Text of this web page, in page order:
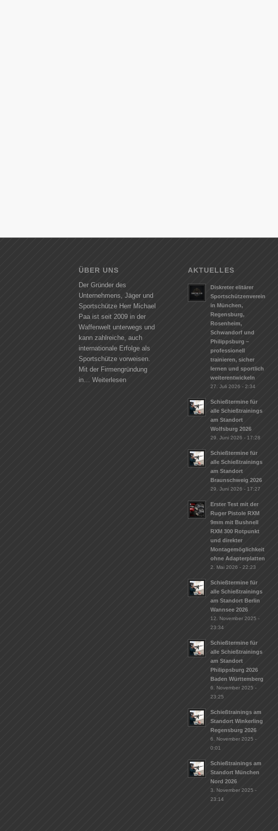
ÜBER UNS
Der Gründer des
Unternehmens, Jäger und
Sportschütze Herr Michael
Paa ist seit 2009 in der
Waffenwelt unterwegs und
kann zahlreiche, auch
internationale Erfolge als
Sportschütze vorweisen.
Mit der Firmengründung
in… Weiterlesen
AKTUELLES
Diskreter elitärer
Sportschützenverein
in München,
Regensburg,
Rosenheim,
Schwandorf und
Philippsburg –
professionell
trainieren, sicher
lernen und sportlich
weiterentwickeln
27. Juli 2026 - 2:34
Schießtermine für
alle Schießtrainings
am Standort
Wolfsburg 2026
29. Juni 2026 - 17:28
Schießtermine für
alle Schießtrainings
am Standort
Braunschweig 2026
29. Juni 2026 - 17:27
Erster Test mit der
Ruger Pistole RXM
9mm mit Bushnell
RXM 300 Rotpunkt
und direkter
Montagemöglichkeit
ohne Adapterplatten
2. Mai 2026 - 22:23
Schießtermine für
alle Schießtrainings
am Standort Berlin
Wannsee 2026
12. November 2025 -
23:34
Schießtermine für
alle Schießtrainings
am Standort
Philippsburg 2026
Baden Württemberg
6. November 2025 -
23:25
Schießtrainings am
Standort Winkerling
Regensburg 2026
6. November 2025 -
0:01
Schießtrainings am
Standort München
Nord 2026
3. November 2025 -
23:14